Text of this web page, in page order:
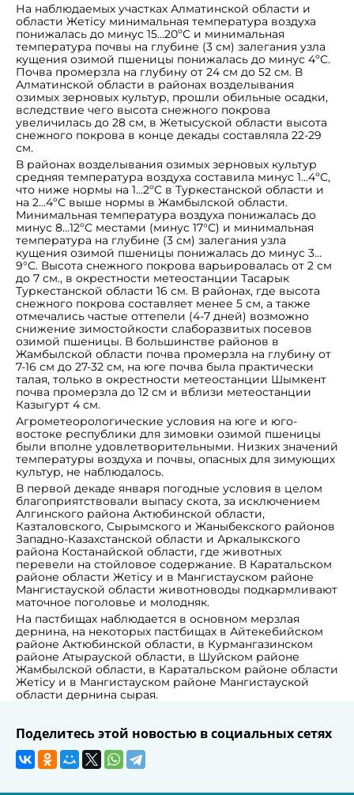
На наблюдаемых участках Алматинской области и
области Жетісу минимальная температура воздуха
понижалась до минус 15…20ºС и минимальная
температура почвы на глубине (3 см) залегания узла
кущения озимой пшеницы понижалась до минус 4ºС.
Почва промерзла на глубину от 24 см до 52 см. В
Алматинской области в районах возделывания
озимых зерновых культур, прошли обильные осадки,
вследствие чего высота снежного покрова
увеличилась до 28 см, в Жетысуской области высота
снежного покрова в конце декады составляла 22-29
см.
В районах возделывания озимых зерновых культур
средняя температура воздуха составила минус 1…4ºС,
что ниже нормы на 1…2ºС в Туркестанской области и
на 2…4ºС выше нормы в Жамбылской области.
Минимальная температура воздуха понижалась до
минус 8…12ºС местами (минус 17°С) и минимальная
температура на глубине (3 см) залегания узла
кущения озимой пшеницы понижалась до минус 3…
9°С. Высота снежного покрова варьировалась от 2 см
до 7 см., в окрестности метеостанции Тасарык
Туркестанской области 16 см. В районах, где высота
снежного покрова составляет менее 5 см, а также
отмечались частые оттепели (4-7 дней) возможно
снижение зимостойкости слаборазвитых посевов
озимой пшеницы. В большинстве районов в
Жамбылской области почва промерзла на глубину от
7-16 см до 27-32 см, на юге почва была практически
талая, только в окрестности метеостанции Шымкент
почва промерзла до 12 см и вблизи метеостанции
Казыгурт 4 см.
Агрометеорологические условия на юге и юго-
востоке республики для зимовки озимой пшеницы
были вполне удовлетворительными. Низких значений
температуры воздуха и почвы, опасных для зимующих
культур, не наблюдалось.
В первой декаде января погодные условия в целом
благоприятствовали выпасу скота, за исключением
Алгинского района Актюбинской области,
Казталовского, Сырымского и Жаныбекского районов
Западно-Казахстанской области и Аркалыкского
района Костанайской области, где животных
перевели на стойловое содержание. В Каратальском
районе области Жетісу и в Мангистауском районе
Мангистауской области животноводы подкармливают
маточное поголовье и молодняк.
На пастбищах наблюдается в основном мерзлая
дернина, на некоторых пастбищах в Айтекебийском
районе Актюбинской области, в Курмангазинском
районе Атырауской области, в Шуйском районе
Жамбылской области, в Каратальском районе области
Жетісу и в Мангистауском районе Мангистауской
области дернина сырая.
Поделитесь этой новостью в социальных сетях